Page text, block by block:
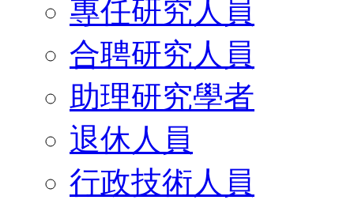
專任研究人員
合聘研究人員
助理研究學者
退休人員
行政技術人員